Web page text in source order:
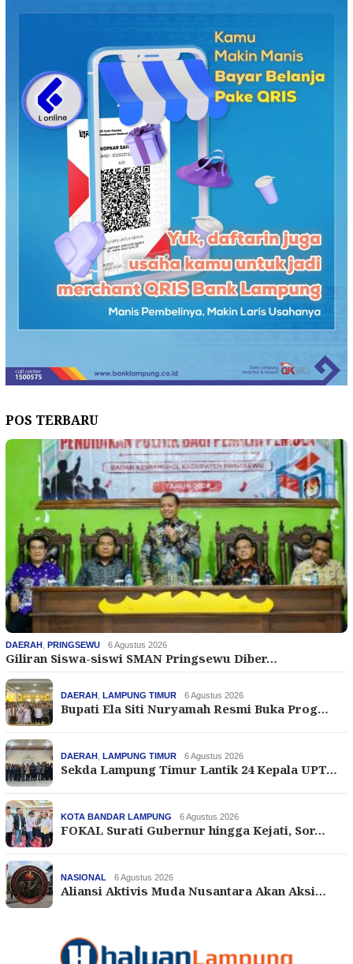
POS TERBARU
DAERAH PRINGSEWU 6 Agustus 2026
Giliran Siswa-siswi SMAN Pringsewu Diber…
DAERAH LAMPUNG TIMUR 6 Agustus 2026
Bupati Ela Siti Nuryamah Resmi Buka Prog…
DAERAH LAMPUNG TIMUR 6 Agustus 2026
Sekda Lampung Timur Lantik 24 Kepala UPT…
KOTA BANDAR LAMPUNG 6 Agustus 2026
FOKAL Surati Gubernur hingga Kejati, Sor…
NASIONAL 6 Agustus 2026
Aliansi Aktivis Muda Nusantara Akan Aksi…